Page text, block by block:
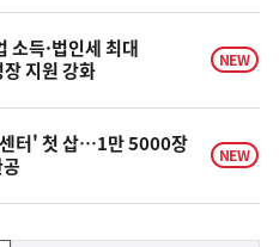
하
락
소득·법인세 최대
지원 강화
NEW
터' 첫 삽…1만 5000장
NEW